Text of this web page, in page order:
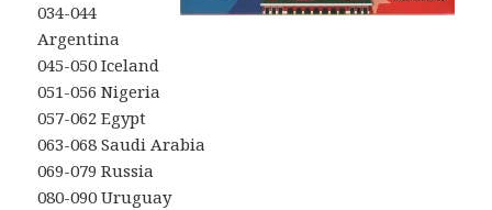
034-044
Argentina
045-050 Iceland
051-056 Nigeria
057-062 Egypt
063-068 Saudi Arabia
069-079 Russia
080-090 Uruguay